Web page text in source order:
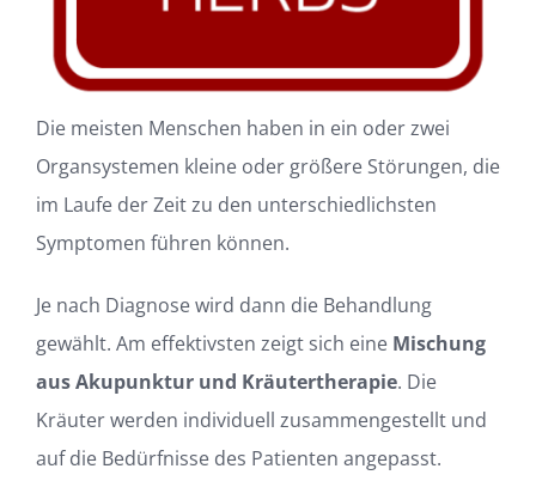
Die meisten Menschen haben in ein oder zwei
Organsystemen kleine oder größere Störungen, die
im Laufe der Zeit zu den unterschiedlichsten
Symptomen führen können.
Je nach Diagnose wird dann die Behandlung
gewählt. Am effektivsten zeigt sich eine Mischung
aus Akupunktur und Kräutertherapie. Die
Kräuter werden individuell zusammengestellt und
auf die Bedürfnisse des Patienten angepasst.